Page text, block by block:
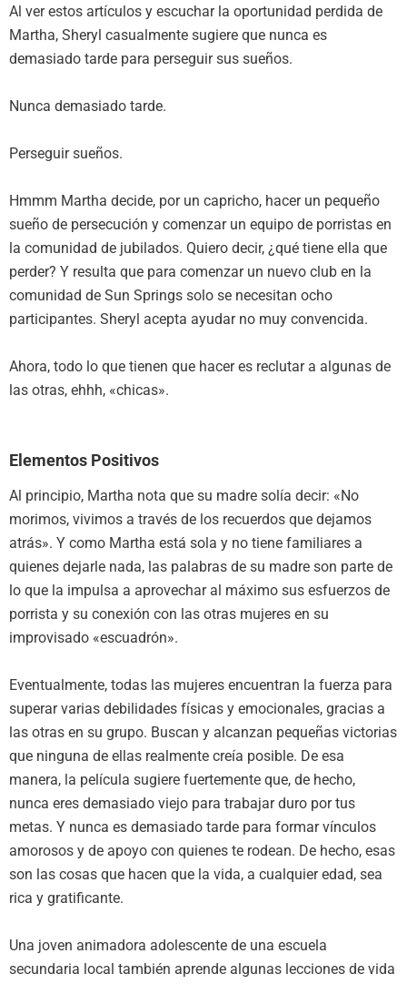
Al ver estos artículos y escuchar la oportunidad perdida de
Martha, Sheryl casualmente sugiere que nunca es
demasiado tarde para perseguir sus sueños.
Nunca demasiado tarde.
Perseguir sueños.
Hmmm Martha decide, por un capricho, hacer un pequeño
sueño de persecución y comenzar un equipo de porristas en
la comunidad de jubilados. Quiero decir, ¿qué tiene ella que
perder? Y resulta que para comenzar un nuevo club en la
comunidad de Sun Springs solo se necesitan ocho
participantes. Sheryl acepta ayudar no muy convencida.
Ahora, todo lo que tienen que hacer es reclutar a algunas de
las otras, ehhh, «chicas».
Elementos Positivos
Al principio, Martha nota que su madre solía decir: «No
morimos, vivimos a través de los recuerdos que dejamos
atrás». Y como Martha está sola y no tiene familiares a
quienes dejarle nada, las palabras de su madre son parte de
lo que la impulsa a aprovechar al máximo sus esfuerzos de
porrista y su conexión con las otras mujeres en su
improvisado «escuadrón».
Eventualmente, todas las mujeres encuentran la fuerza para
superar varias debilidades físicas y emocionales, gracias a
las otras en su grupo. Buscan y alcanzan pequeñas victorias
que ninguna de ellas realmente creía posible. De esa
manera, la película sugiere fuertemente que, de hecho,
nunca eres demasiado viejo para trabajar duro por tus
metas. Y nunca es demasiado tarde para formar vínculos
amorosos y de apoyo con quienes te rodean. De hecho, esas
son las cosas que hacen que la vida, a cualquier edad, sea
rica y gratificante.
Una joven animadora adolescente de una escuela
secundaria local también aprende algunas lecciones de vida